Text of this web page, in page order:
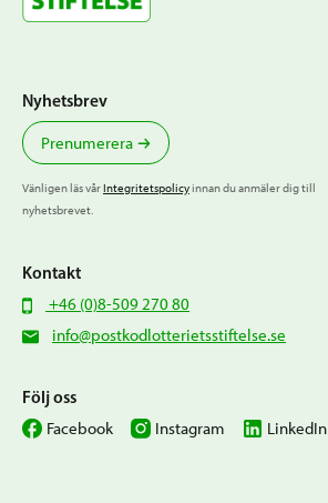
Nyhetsbrev
Prenumerera
Vänligen läs vårIntegritetspolicyinnan du anmäler dig till
nyhetsbrevet.
Kontakt
+46 (0)8-509 270 80
info@postkodlotterietsstiftelse.se
Följ oss
Facebook Instagram LinkedIn